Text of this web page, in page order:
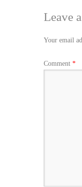
Leave
Your email
Comment *